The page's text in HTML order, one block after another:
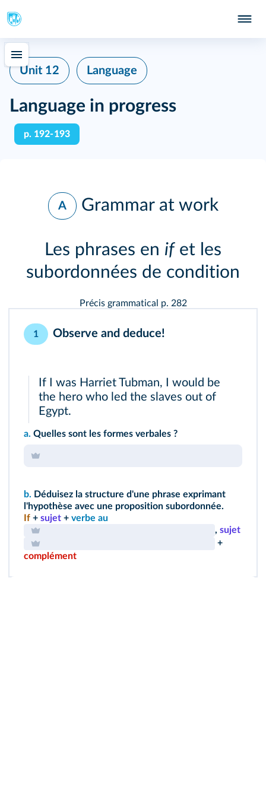
Unit 12 Language
Language in progress
p. 192‑193
A Grammar at work
Les phrases en ifet les
subordonnées de condition
Précis grammatical p. 282
1 Observe and deduce!
If I was Harriet Tubman, I would be
the hero who led the slaves out of
Egypt.
a. Quelles sont les formes verbales ?
b. Déduisez la structure d'une phrase exprimant
l'hypothèse avec une proposition subordonnée.
If + sujet + verbe au
, sujet
+
complément